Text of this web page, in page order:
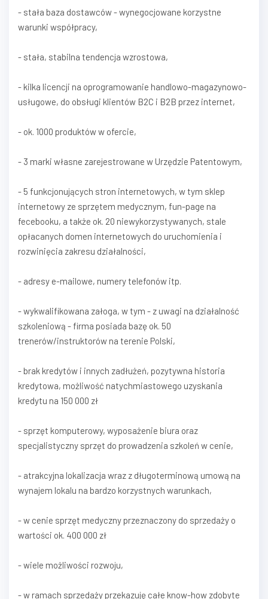
- stała baza dostawców - wynegocjowane korzystne
warunki współpracy,
- stała, stabilna tendencja wzrostowa,
- kilka licencji na oprogramowanie handlowo-magazynowo-
usługowe, do obsługi klientów B2C i B2B przez internet,
- ok. 1000 produktów w ofercie,
- 3 marki własne zarejestrowane w Urzędzie Patentowym,
- 5 funkcjonujących stron internetowych, w tym sklep
internetowy ze sprzętem medycznym, fun-page na
fecebooku, a także ok. 20 niewykorzystywanych, stale
opłacanych domen internetowych do uruchomienia i
rozwinięcia zakresu działalności,
- adresy e-mailowe, numery telefonów itp.
- wykwalifikowana załoga, w tym - z uwagi na działalność
szkoleniową - firma posiada bazę ok. 50
trenerów/instruktorów na terenie Polski,
- brak kredytów i innych zadłużeń, pozytywna historia
kredytowa, możliwość natychmiastowego uzyskania
kredytu na 150 000 zł
- sprzęt komputerowy, wyposażenie biura oraz
specjalistyczny sprzęt do prowadzenia szkoleń w cenie,
- atrakcyjna lokalizacja wraz z długoterminową umową na
wynajem lokalu na bardzo korzystnych warunkach,
- w cenie sprzęt medyczny przeznaczony do sprzedaży o
wartości ok. 400 000 zł
- wiele możliwości rozwoju,
- w ramach sprzedaży przekazuję całe know-how zdobyte